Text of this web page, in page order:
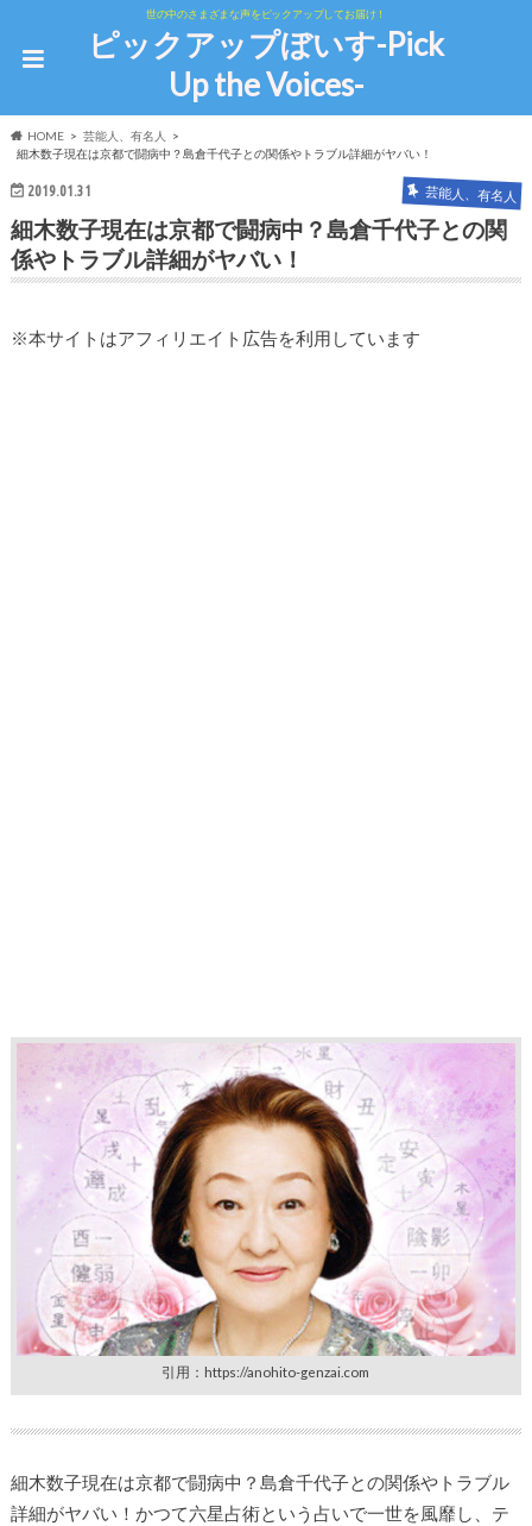
世の中のさまざまな声をピックアップしてお届け！
ピックアップぼいす-Pick
Up the Voices-
HOME
芸能人、有名人
細木数子現在は京都で闘病中？島倉千代子との関係やトラブル詳細がヤバい！
2019.01.31 芸能人、有名人
細木数子現在は京都で闘病中？島倉千代子との関
係やトラブル詳細がヤバい！
※本サイトはアフィリエイト広告を利用しています
引用：https://anohito-genzai.com
細木数子現在は京都で闘病中？島倉千代子との関係やトラブル
詳細がヤバい！かつて六星占術という占いで一世を風靡し、テ